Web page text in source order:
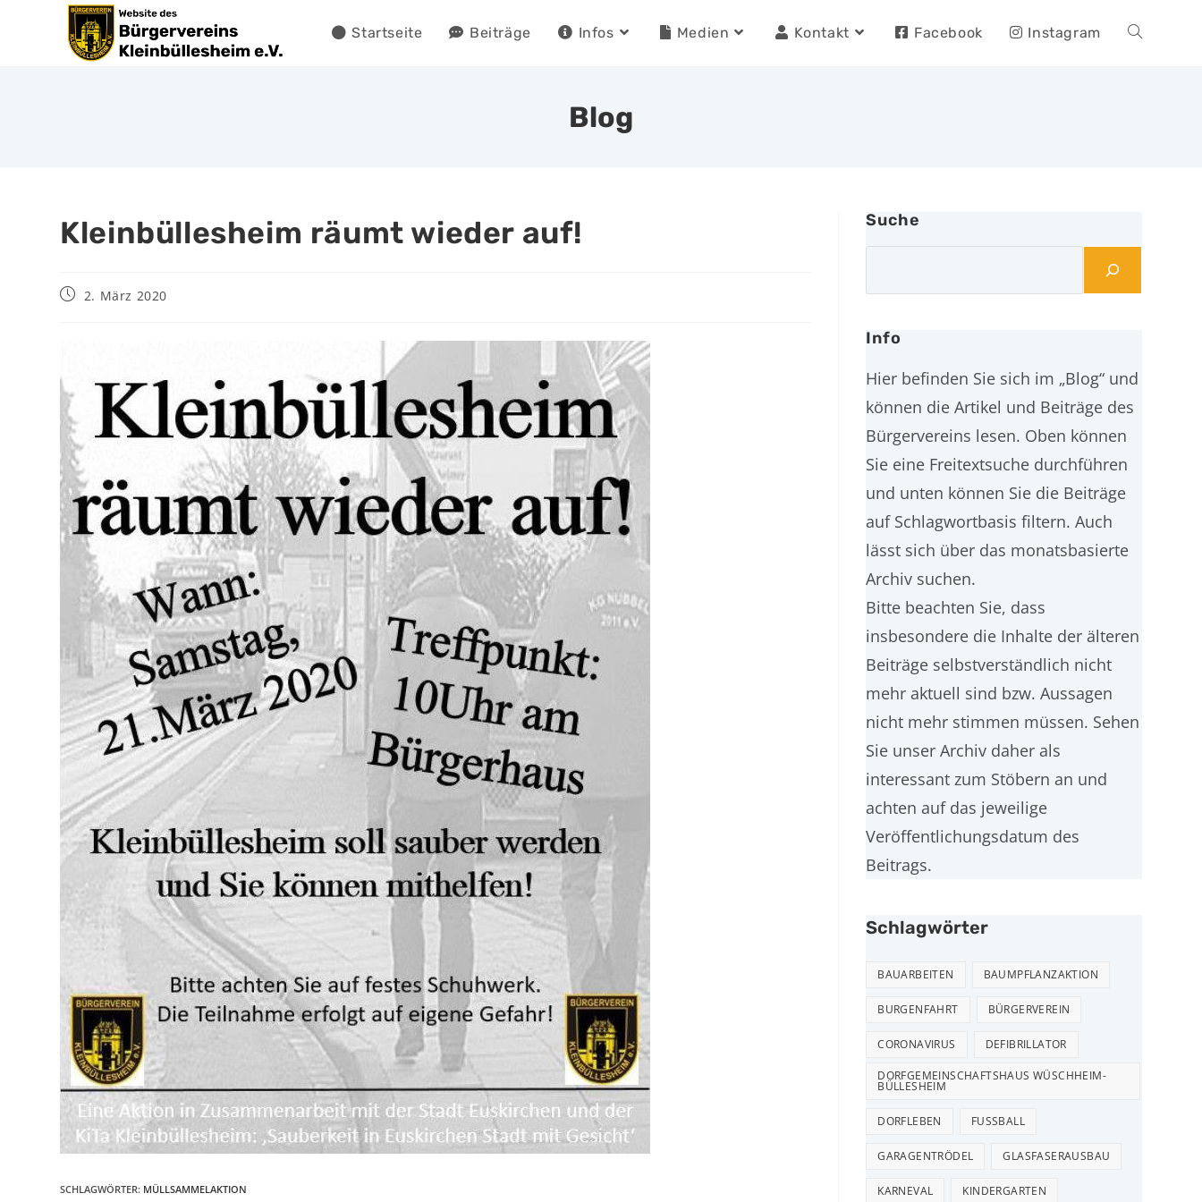
Startseite Beiträge Infos Medien Kontakt Facebook Instagram
Blog
Kleinbüllesheim räumt wieder auf!
2. März 2020
SCHLAGWÖRTER: MÜLLSAMMELAKTION
Suche
Info
Hier befinden Sie sich im „Blog“ und
können die Artikel und Beiträge des
Bürgervereins lesen. Oben können
Sie eine Freitextsuche durchführen
und unten können Sie die Beiträge
auf Schlagwortbasis filtern. Auch
lässt sich über das monatsbasierte
Archiv suchen.
Bitte beachten Sie, dass
insbesondere die Inhalte der älteren
Beiträge selbstverständlich nicht
mehr aktuell sind bzw. Aussagen
nicht mehr stimmen müssen. Sehen
Sie unser Archiv daher als
interessant zum Stöbern an und
achten auf das jeweilige
Veröffentlichungsdatum des
Beitrags.
Schlagwörter
BAUARBEITEN BAUMPFLANZAKTION
BURGENFAHRT BÜRGERVEREIN
CORONAVIRUS DEFIBRILLATOR
DORFGEMEINSCHAFTSHAUS WÜSCHHEIM-
BÜLLESHEIM
DORFLEBEN FUSSBALL
GARAGENTRÖDEL GLASFASERAUSBAU
KARNEVAL KINDERGARTEN
ÜBER UNS